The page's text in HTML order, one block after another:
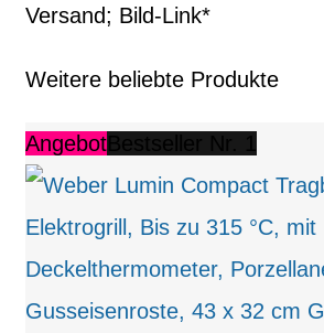
Versand; Bild-Link*
Weitere beliebte Produkte
Angebot